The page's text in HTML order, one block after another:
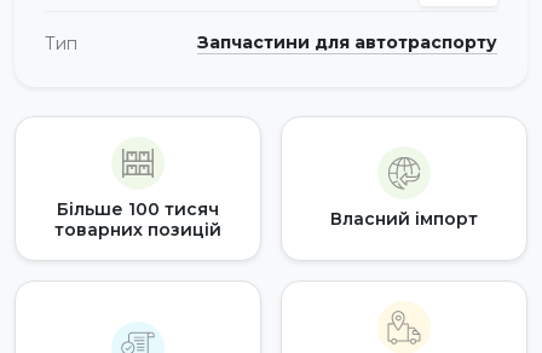
Тип Запчастини для автотраспорту
Більше 100 тисяч
товарних позицій
Власний імпорт